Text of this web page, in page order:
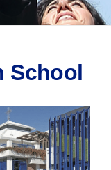
School